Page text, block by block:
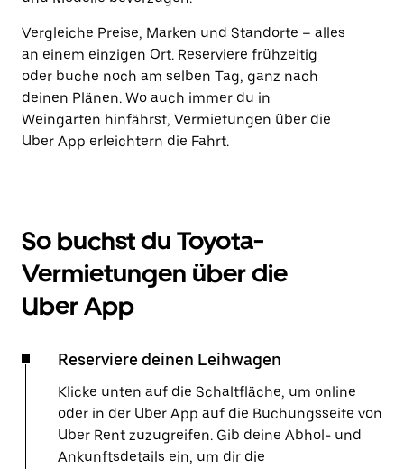
Vergleiche Preise, Marken und Standorte – alles
an einem einzigen Ort. Reserviere frühzeitig
oder buche noch am selben Tag, ganz nach
deinen Plänen. Wo auch immer du in
Weingarten hinfährst, Vermietungen über die
Uber App erleichtern die Fahrt.
So buchst du Toyota-
Vermietungen über die
Uber App
Reserviere deinen Leihwagen
Klicke unten auf die Schaltfläche, um online
oder in der Uber App auf die Buchungsseite von
Uber Rent zuzugreifen. Gib deine Abhol- und
Ankunftsdetails ein, um dir die